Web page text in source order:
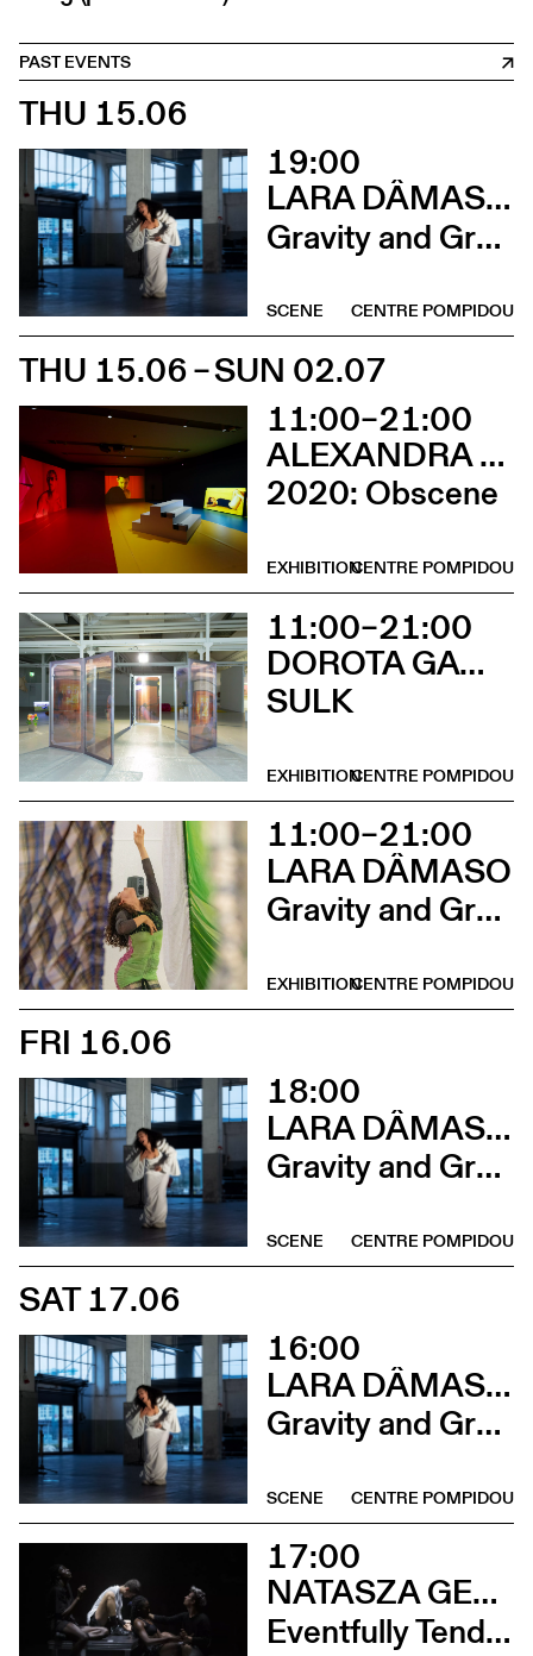
PAST EVENTS
THU 15.06
19:00
LARA DÂMASO AVEC LUDWIG ABRAHAM
Gravity and Grace
CENTRE POMPIDOU
SCENE
THU 15.06 – SUN 02.07
11:00–21:00
ALEXANDRA BACHZETSIS
2020: Obscene
CENTRE POMPIDOU
EXHIBITION
11:00–21:00
DOROTA GAWĘDA & EGLĖ KULBOKAITĖ
SULK
CENTRE POMPIDOU
EXHIBITION
11:00–21:00
LARA DÂMASO
Gravity and Grace
CENTRE POMPIDOU
EXHIBITION
FRI 16.06
18:00
LARA DÂMASO AVEC LUDWIG ABRAHAM
Gravity and Grace
CENTRE POMPIDOU
SCENE
SAT 17.06
16:00
LARA DÂMASO AVEC LUDWIG ABRAHAM
Gravity and Grace
CENTRE POMPIDOU
SCENE
17:00
NATASZA GERLACH
Eventfully Tender